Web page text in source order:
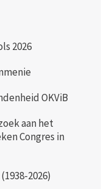
2026
OKViB
aan het
Congres in
2026)